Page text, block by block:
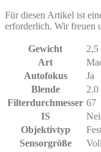
Für diesen Artikel ist
erforderlich. Wir freuen
Gewicht
2,5
Art
Autofokus
Ja
Blende
2.0
Filterdurchmesser 67
IS
Objektivtyp
Sensorgröße